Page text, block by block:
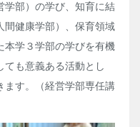
学部）の学び、知育に結
間健康学部）、保育領域
本学３学部の学びを有機
ても意義ある活動とし
ます。（経営学部専任講